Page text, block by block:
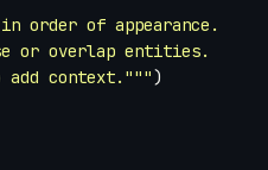
add context."""
)